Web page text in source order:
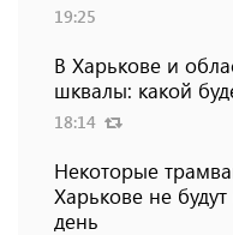
19:25
В Харькове и
шквалы: какой
18:14
Некоторые
Харькове не
день